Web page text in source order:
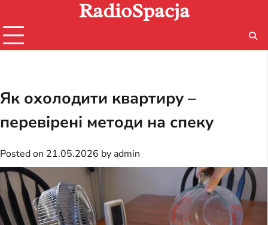
content
RadioSpacja
Як охолодити квартиру –
перевірені методи на спеку
Posted on 21.05.2026 by admin